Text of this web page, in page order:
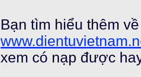
Bạn tìm hiểu thêm
xem có nạp được